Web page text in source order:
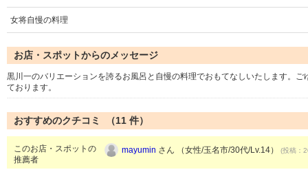
女将自慢の料理
お店・スポットからのメッセージ
黒川一のバリエーションを誇るお風呂と自慢の料理でおもてなしいたします。
ております。
おすすめのクチコミ （11 件）
このお店・スポットの
推薦者
mayumin さん （女性/玉名市/30代/Lv.14） (投稿：